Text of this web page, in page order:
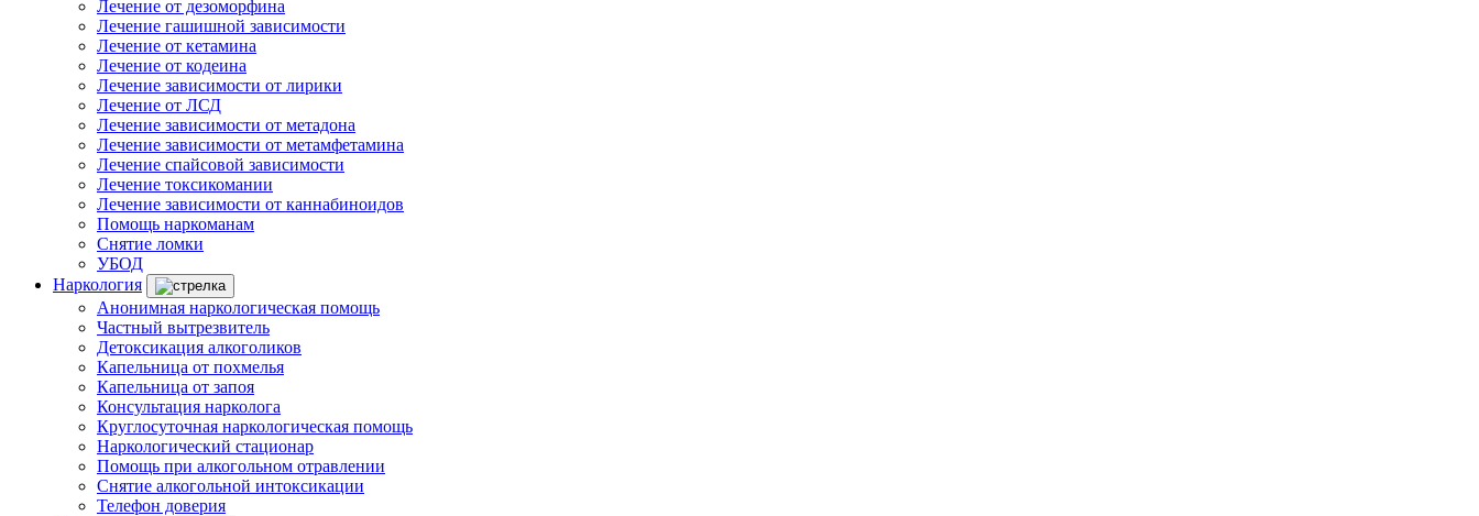
Лечение от дезоморфина
Лечение гашишной зависимости
Лечение от кетамина
Лечение от кодеина
Лечение зависимости от лирики
Лечение от ЛСД
Лечение зависимости от метадона
Лечение зависимости от метамфетамина
Лечение спайсовой зависимости
Лечение токсикомании
Лечение зависимости от каннабиноидов
Помощь наркоманам
Снятие ломки
УБОД
Наркология
Анонимная наркологическая помощь
Частный вытрезвитель
Детоксикация алкоголиков
Капельница от похмелья
Капельница от запоя
Консультация нарколога
Круглосуточная наркологическая помощь
Наркологический стационар
Помощь при алкогольном отравлении
Снятие алкогольной интоксикации
Телефон доверия